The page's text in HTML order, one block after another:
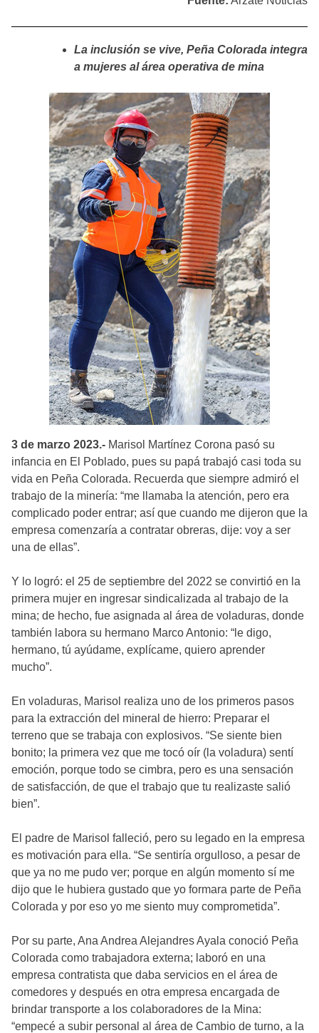
La inclusión se vive, Peña Colorada integra
a mujeres al área operativa de mina
3 de marzo 2023.- Marisol Martínez Corona pasó su
infancia en El Poblado, pues su papá trabajó casi toda su
vida en Peña Colorada. Recuerda que siempre admiró el
trabajo de la minería: “me llamaba la atención, pero era
complicado poder entrar; así que cuando me dijeron que la
empresa comenzaría a contratar obreras, dije: voy a ser
una de ellas”.
Y lo logró: el 25 de septiembre del 2022 se convirtió en la
primera mujer en ingresar sindicalizada al trabajo de la
mina; de hecho, fue asignada al área de voladuras, donde
también labora su hermano Marco Antonio: “le digo,
hermano, tú ayúdame, explícame, quiero aprender
mucho”.
En voladuras, Marisol realiza uno de los primeros pasos
para la extracción del mineral de hierro: Preparar el
terreno que se trabaja con explosivos. “Se siente bien
bonito; la primera vez que me tocó oír (la voladura) sentí
emoción, porque todo se cimbra, pero es una sensación
de satisfacción, de que el trabajo que tu realizaste salió
bien”.
El padre de Marisol falleció, pero su legado en la empresa
es motivación para ella. “Se sentiría orgulloso, a pesar de
que ya no me pudo ver; porque en algún momento sí me
dijo que le hubiera gustado que yo formara parte de Peña
Colorada y por eso yo me siento muy comprometida”.
Por su parte, Ana Andrea Alejandres Ayala conoció Peña
Colorada como trabajadora externa; laboró en una
empresa contratista que daba servicios en el área de
comedores y después en otra empresa encargada de
brindar transporte a los colaboradores de la Mina:
“empecé a subir personal al área de Cambio de turno, a la